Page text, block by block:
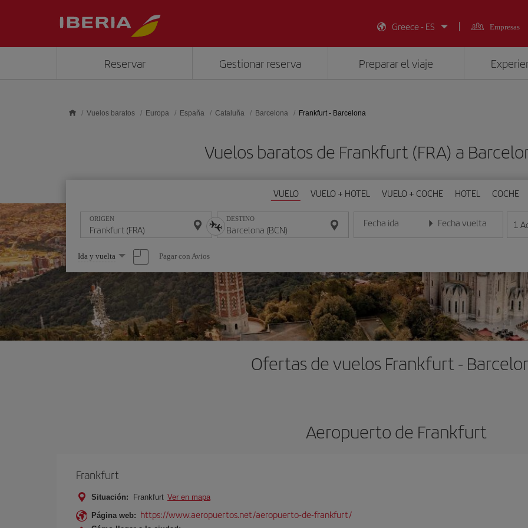
Greece - ES
Empresas
Reservar Gestionar reserva Preparar el viaje
Vuelos baratos Europa España Cataluña Barcelona Frankfurt - Barcelona
Vuelos baratos de Frankfurt (FRA) a
VUELO VUELO + HOTEL VUELO + COCHE HOTEL COCHE
ORIGEN DESTINO Fecha ida
Introduce la fecha en formato día/mes/año
Fecha vuelta
Introduce la fecha en 1
Seleccione
una
opción
Ida y vuelta Pagar con Avios
Ofertas de vuelos Frankfurt -
Aeropuerto de Frankfurt
Frankfurt
Situación: Frankfurt Ver en mapa
Página web: https://www.aeropuertos.net/aeropuerto-de-frankfurt/